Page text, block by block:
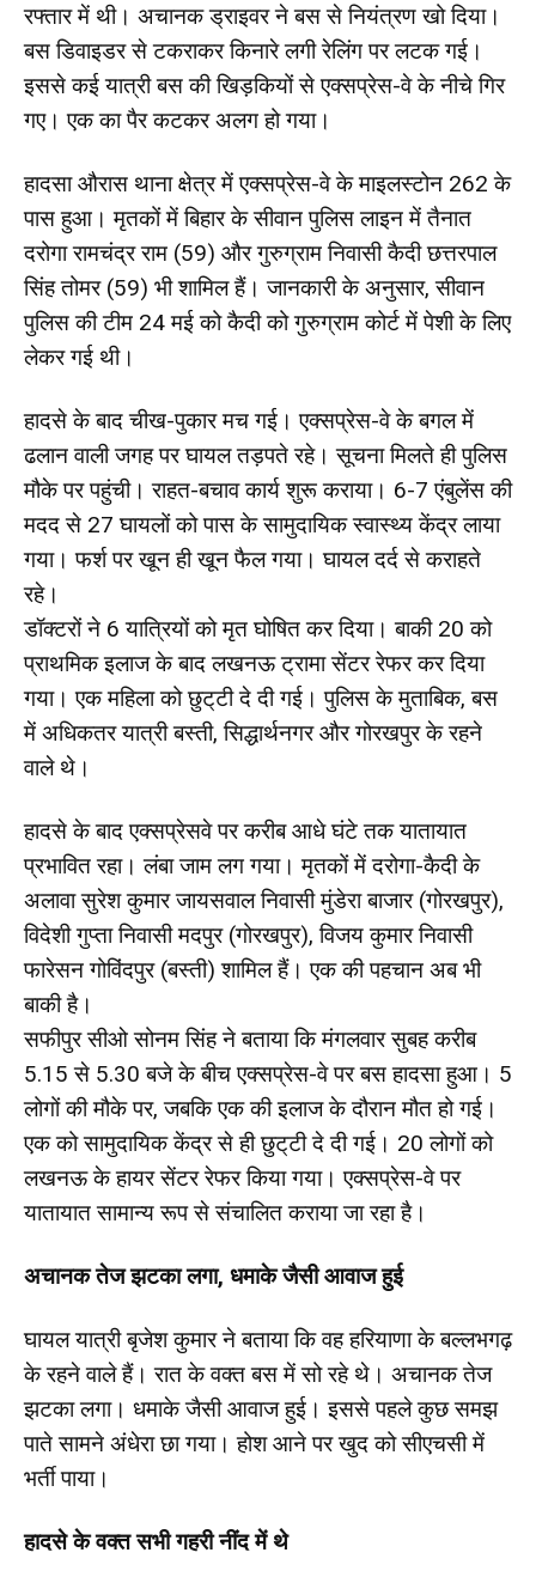
रफ्तार में थी। अचानक ड्राइवर ने बस से नियंत्रण खो दिया।
बस डिवाइडर से टकराकर किनारे लगी रेलिंग पर लटक गई।
इससे कई यात्री बस की खिड़कियों से एक्सप्रेस-वे के नीचे गिर
गए। एक का पैर कटकर अलग हो गया।
हादसा औरास थाना क्षेत्र में एक्सप्रेस-वे के माइलस्टोन 262 के
पास हुआ। मृतकों में बिहार के सीवान पुलिस लाइन में तैनात
दरोगा रामचंद्र राम (59) और गुरुग्राम निवासी कैदी छत्तरपाल
सिंह तोमर (59) भी शामिल हैं। जानकारी के अनुसार, सीवान
पुलिस की टीम 24 मई को कैदी को गुरुग्राम कोर्ट में पेशी के लिए
लेकर गई थी।
हादसे के बाद चीख-पुकार मच गई। एक्सप्रेस-वे के बगल में
ढलान वाली जगह पर घायल तड़पते रहे। सूचना मिलते ही पुलिस
मौके पर पहुंची। राहत-बचाव कार्य शुरू कराया। 6-7 एंबुलेंस की
मदद से 27 घायलों को पास के सामुदायिक स्वास्थ्य केंद्र लाया
गया। फर्श पर खून ही खून फैल गया। घायल दर्द से कराहते
रहे।
डॉक्टरों ने 6 यात्रियों को मृत घोषित कर दिया। बाकी 20 को
प्राथमिक इलाज के बाद लखनऊ ट्रामा सेंटर रेफर कर दिया
गया। एक महिला को छुट्‌टी दे दी गई। पुलिस के मुताबिक, बस
में अधिकतर यात्री बस्ती, सिद्धार्थनगर और गोरखपुर के रहने
वाले थे।
हादसे के बाद एक्सप्रेसवे पर करीब आधे घंटे तक यातायात
प्रभावित रहा। लंबा जाम लग गया। मृतकों में दरोगा-कैदी के
अलावा सुरेश कुमार जायसवाल निवासी मुंडेरा बाजार (गोरखपुर),
विदेशी गुप्ता निवासी मदपुर (गोरखपुर), विजय कुमार निवासी
फारेसन गोविंदपुर (बस्ती) शामिल हैं। एक की पहचान अब भी
बाकी है।
सफीपुर सीओ सोनम सिंह ने बताया कि मंगलवार सुबह करीब
5.15 से 5.30 बजे के बीच एक्सप्रेस-वे पर बस हादसा हुआ। 5
लोगों की मौके पर, जबकि एक की इलाज के दौरान मौत हो गई।
एक को सामुदायिक केंद्र से ही छुट्‌टी दे दी गई। 20 लोगों को
लखनऊ के हायर सेंटर रेफर किया गया। एक्सप्रेस-वे पर
यातायात सामान्य रूप से संचालित कराया जा रहा है।
अचानक तेज झटका लगा, धमाके जैसी आवाज हुई
घायल यात्री बृजेश कुमार ने बताया कि वह हरियाणा के बल्लभगढ़
के रहने वाले हैं। रात के वक्त बस में सो रहे थे। अचानक तेज
झटका लगा। धमाके जैसी आवाज हुई। इससे पहले कुछ समझ
पाते सामने अंधेरा छा गया। होश आने पर खुद को सीएचसी में
भर्ती पाया।
हादसे के वक्त सभी गहरी नींद में थे